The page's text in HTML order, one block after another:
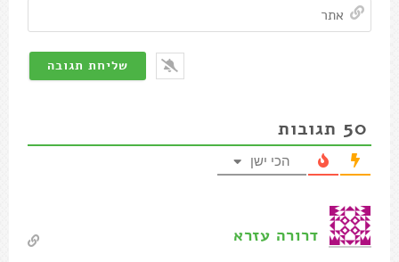
50 תגובות
הכי ישן
דרורה עזרא